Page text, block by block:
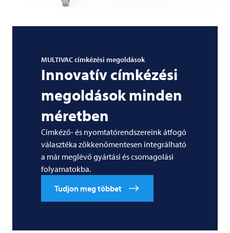
MULTIVACcímkézési megoldások
Innovatív címkézési
megoldások minden
méretben
Címkéző- és nyomtatórendszereink átfogó
választéka zökkenőmentesen integrálható
a már meglévő gyártási és csomagolási
folyamatokba.
Tudjon meg többet